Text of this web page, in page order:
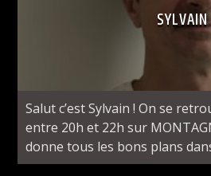
DERNIER TITRE DIFFUSÉ SUR MONTAGNE
SOIREE MONDAINE
SYLVAIN
Salut c’est Sylvain ! On se
entre 20h et 22h sur
donne tous les bons plans
son pour rythmer vos soirées